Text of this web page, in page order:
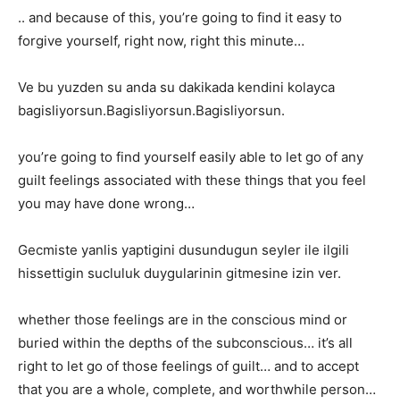
.. and because of this, you’re going to find it easy to
forgive yourself, right now, right this minute…
Ve bu yuzden su anda su dakikada kendini kolayca
bagisliyorsun.Bagisliyorsun.Bagisliyorsun.
you’re going to find yourself easily able to let go of any
guilt feelings associated with these things that you feel
you may have done wrong…
Gecmiste yanlis yaptigini dusundugun seyler ile ilgili
hissettigin sucluluk duygularinin gitmesine izin ver.
whether those feelings are in the conscious mind or
buried within the depths of the subconscious… it’s all
right to let go of those feelings of guilt… and to accept
that you are a whole, complete, and worthwhile person…